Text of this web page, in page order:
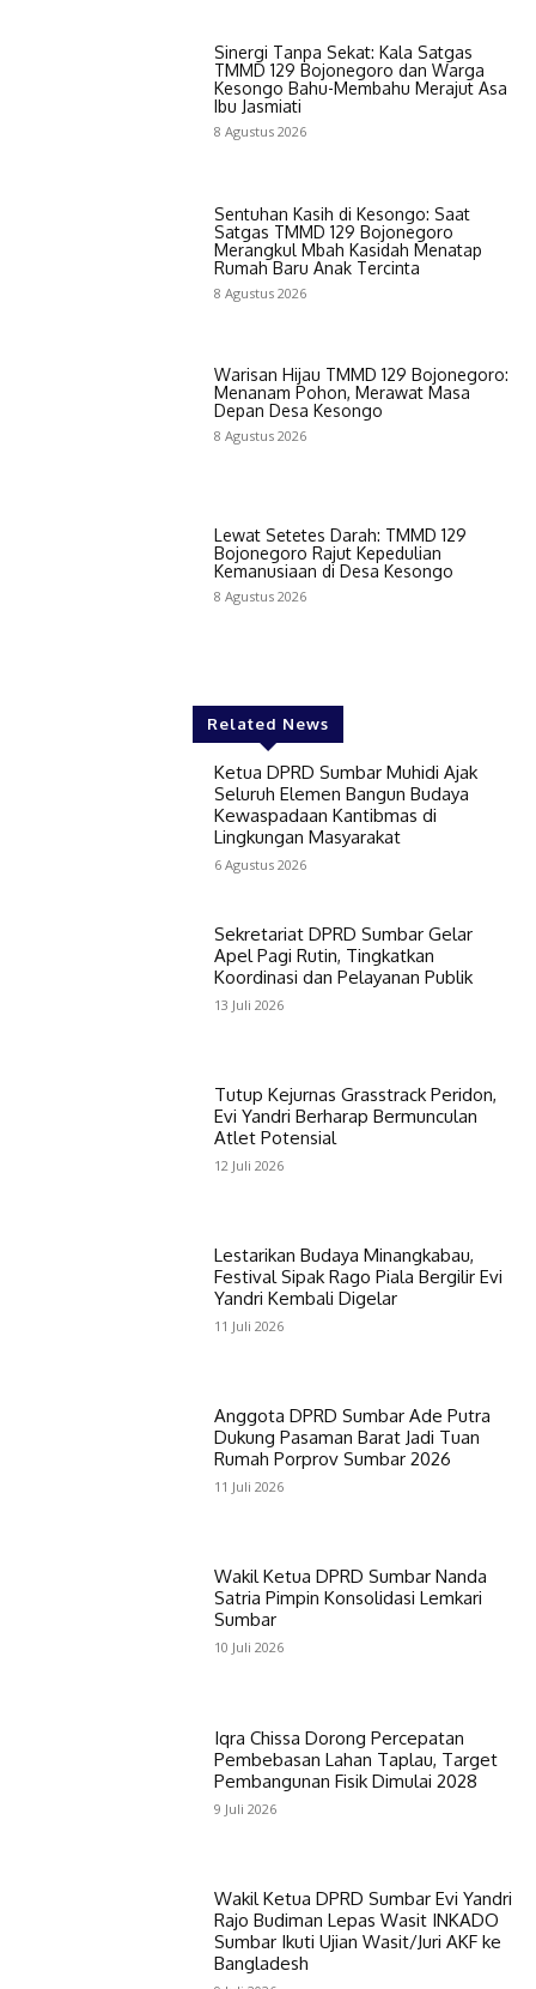
Sinergi Tanpa Sekat: Kala Satgas
TMMD 129 Bojonegoro dan Warga
Kesongo Bahu-Membahu Merajut Asa
Ibu Jasmiati
8 Agustus 2026
Sentuhan Kasih di Kesongo: Saat
Satgas TMMD 129 Bojonegoro
Merangkul Mbah Kasidah Menatap
Rumah Baru Anak Tercinta
8 Agustus 2026
Warisan Hijau TMMD 129 Bojonegoro:
Menanam Pohon, Merawat Masa
Depan Desa Kesongo
8 Agustus 2026
Lewat Setetes Darah: TMMD 129
Bojonegoro Rajut Kepedulian
Kemanusiaan di Desa Kesongo
8 Agustus 2026
Related News
Ketua DPRD Sumbar Muhidi Ajak
Seluruh Elemen Bangun Budaya
Kewaspadaan Kantibmas di
Lingkungan Masyarakat
6 Agustus 2026
Sekretariat DPRD Sumbar Gelar
Apel Pagi Rutin, Tingkatkan
Koordinasi dan Pelayanan Publik
13 Juli 2026
Tutup Kejurnas Grasstrack Peridon,
Evi Yandri Berharap Bermunculan
Atlet Potensial
12 Juli 2026
Lestarikan Budaya Minangkabau,
Festival Sipak Rago Piala Bergilir Evi
Yandri Kembali Digelar
11 Juli 2026
Anggota DPRD Sumbar Ade Putra
Dukung Pasaman Barat Jadi Tuan
Rumah Porprov Sumbar 2026
11 Juli 2026
Wakil Ketua DPRD Sumbar Nanda
Satria Pimpin Konsolidasi Lemkari
Sumbar
10 Juli 2026
Iqra Chissa Dorong Percepatan
Pembebasan Lahan Taplau, Target
Pembangunan Fisik Dimulai 2028
9 Juli 2026
Wakil Ketua DPRD Sumbar Evi Yandri
Rajo Budiman Lepas Wasit INKADO
Sumbar Ikuti Ujian Wasit/Juri AKF ke
Bangladesh